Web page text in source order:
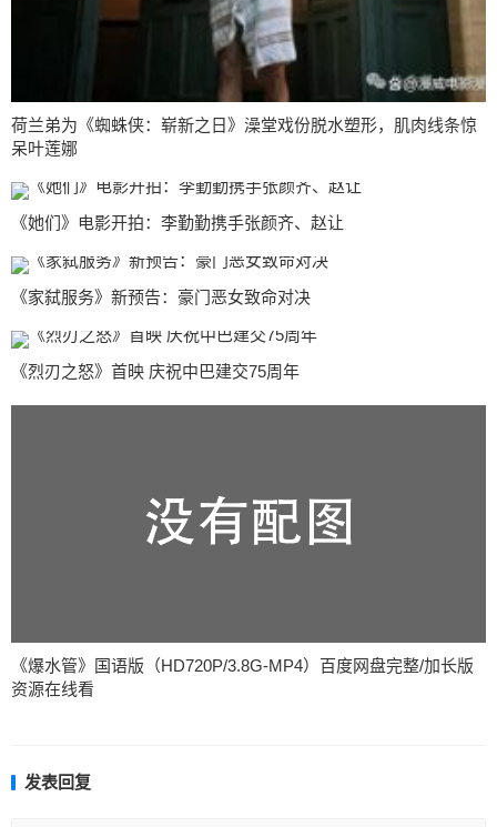
荷兰弟为《蜘蛛侠：崭新之日》澡堂戏份脱水塑形，肌肉线条惊
呆叶莲娜
《她们》电影开拍：李勤勤携手张颜齐、赵让
《家弑服务》新预告：豪门恶女致命对决
《烈刃之怒》首映 庆祝中巴建交75周年
《爆水管》国语版（HD720P/3.8G-MP4）百度网盘完整/加长版
资源在线看
发表回复